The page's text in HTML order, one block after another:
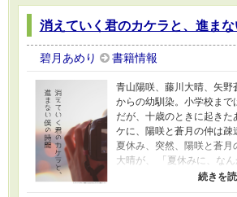
消えていく君のカケラと、進まな
碧月あめり 書籍情報
青山陽咲、藤川大晴、矢野
からの幼馴染。小学校まで
だが、十歳のときに起きた
ケに、陽咲と蒼月の仲は疎
夏休み、突然、陽咲と蒼月
大晴が、 「夏休みに、な
い？」 と誘いかけてくる